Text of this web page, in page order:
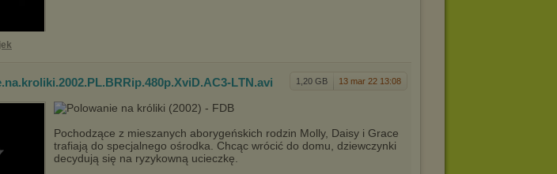
1,20 GB 13 mar 22 13:08
LTN .avi
Pochodzące z mieszanych aborygeńskich rodzin Molly, Daisy i Grace
trafiają do specjalnego ośrodka. Chcąc wrócić do domu, dziewczynki
decydują się na ryzykowną ucieczkę.